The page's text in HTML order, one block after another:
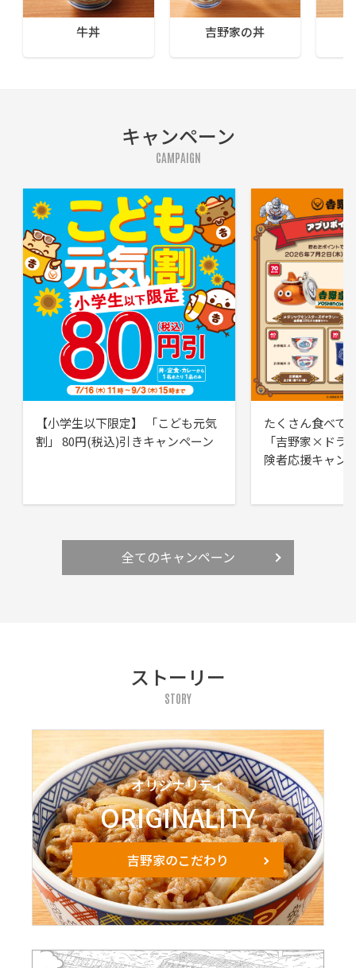
牛丼 吉野家の丼
キャンペーン
CAMPAIGN
【小学生以下限定】 「こども元気
割」 80円(税込)引きキャンペーン
たくさん食べて
「吉野家×ドラ
険者応援キャン
全てのキャンペーン
ストーリー
STORY
オリジナリティ
ORIGINALITY
吉野家のこだわり